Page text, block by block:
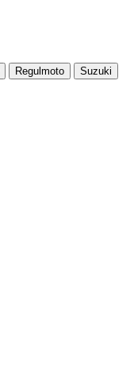
Regulmoto
Suzuki